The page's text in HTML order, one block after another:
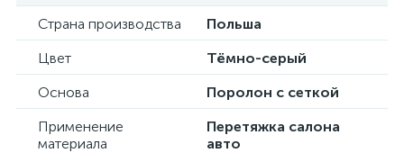
Страна производства
Польша
Цвет
Тёмно-серый
Основа
Поролон с сеткой
Применение
материала
Перетяжка салона
авто